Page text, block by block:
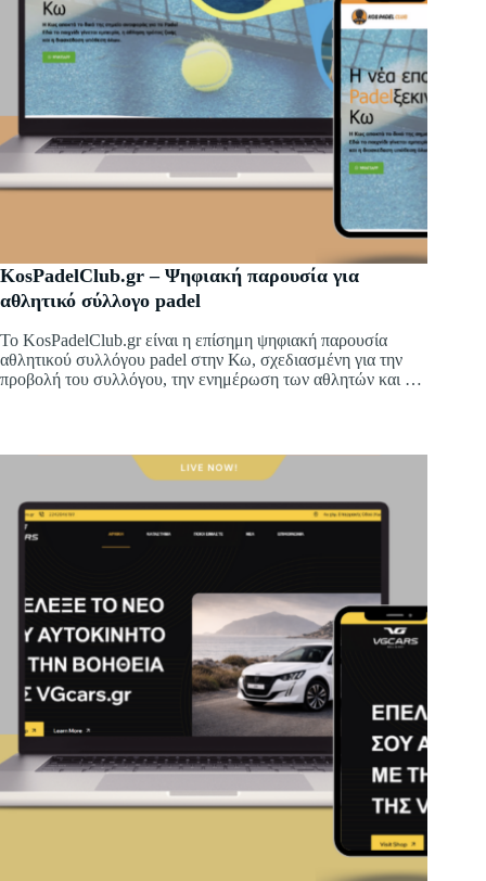
KosPadelClub.gr – Ψηφιακή παρουσία για
αθλητικό σύλλογο padel
Το KosPadelClub.gr είναι η επίσημη ψηφιακή παρουσία
αθλητικού συλλόγου padel στην Κω, σχεδιασμένη για την
προβολή του συλλόγου, την ενημέρωση των αθλητών και την